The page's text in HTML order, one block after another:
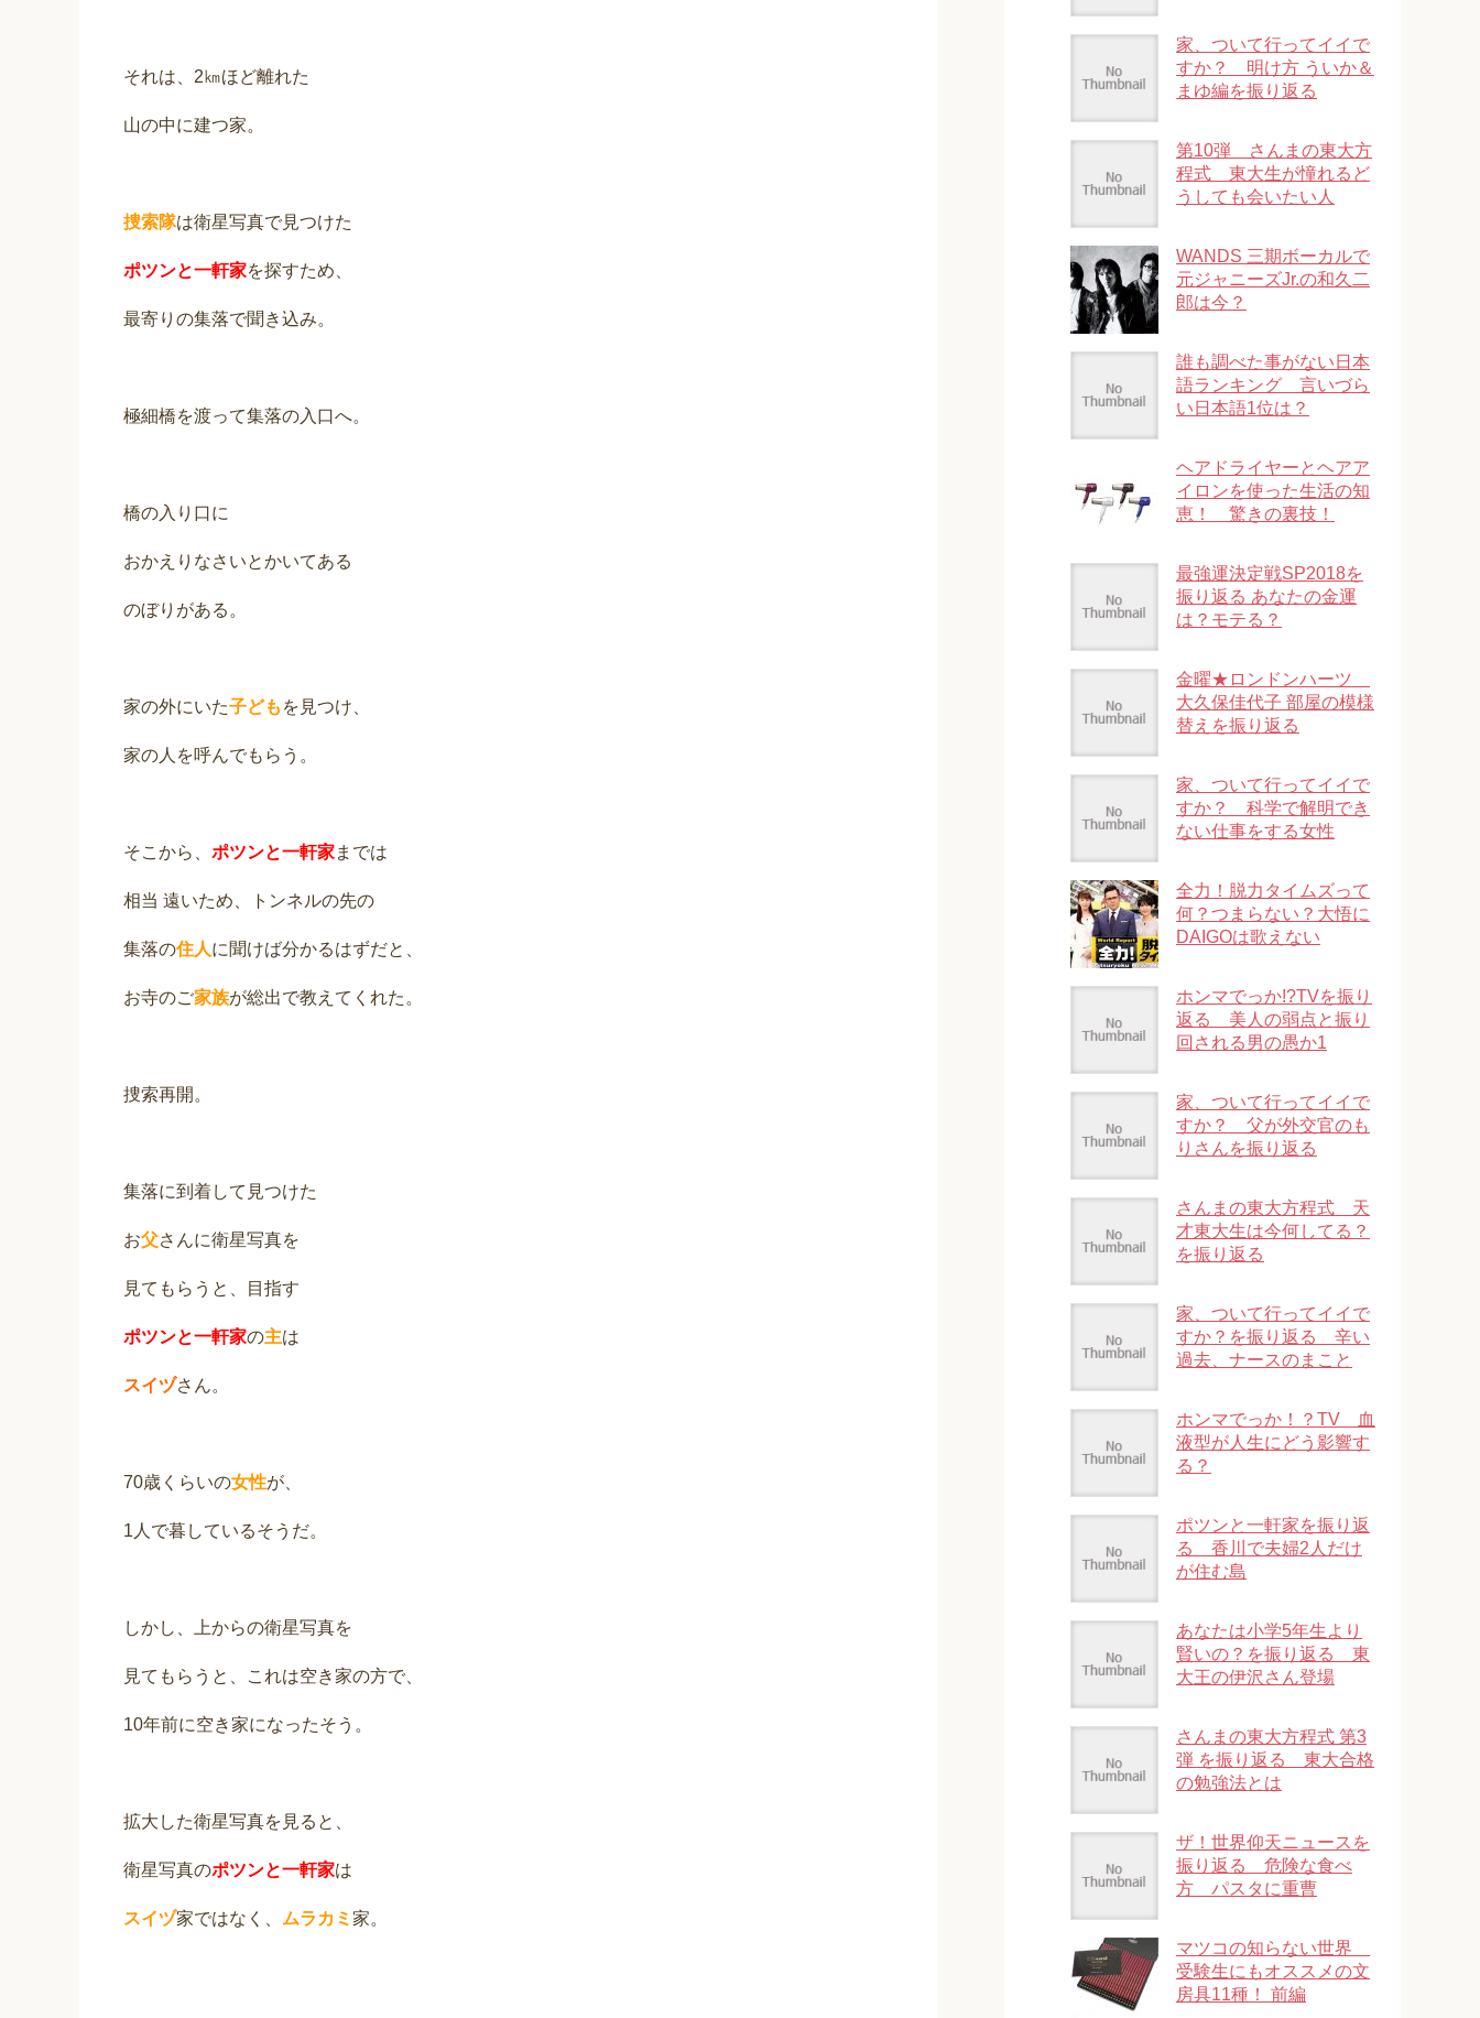
それは、2㎞ほど離れた
山の中に建つ家。
捜索隊は衛星写真で見つけた
ポツンと一軒家を探すため、
最寄りの集落で聞き込み。
極細橋を渡って集落の入口へ。
橋の入り口に
おかえりなさいとかいてある
のぼりがある。
家の外にいた子ども を見つけ、
家の人を呼んでもらう。
そこから、 ポツンと一軒家までは
相当 遠いため、トンネルの先の
集落の住人に聞けば分かるはずだと、
お寺のご家族が総出で教えてくれた。
捜索再開。
集落に到着して見つけた
お父さんに衛星写真を
見てもらうと、目指す
ポツンと一軒家の主は
スイヅさん。
70歳くらいの女性が、
1人で暮しているそうだ。
しかし、上からの衛星写真を
見てもらうと、これは空き家の方で、
10年前に空き家になったそう。
拡大した衛星写真を見ると、
衛星写真のポツンと一軒家は
スイヅ家ではなく、 ムラカミ 家。
家、ついて行ってイイで
すか？ 明け方 ういか＆
まゆ編を振り返る
第10弾 さんまの東大方
程式 東大生が憧れるど
うしても会いたい人
WANDS 三期ボーカルで
元ジャニーズJr.の和久二
郎は今？
誰も調べた事がない日本
語ランキング 言いづら
い日本語1位は？
ヘアドライヤーとヘアア
イロンを使った生活の知
恵！ 驚きの裏技！
最強運決定戦SP2018を
振り返る あなたの金運
は？モテる？
金曜★ロンドンハーツ
大久保佳代子 部屋の模様
替えを振り返る
家、ついて行ってイイで
すか？ 科学で解明でき
ない仕事をする女性
全力！脱力タイムズって
何？つまらない？大悟に
DAIGOは歌えない
ホンマでっか!?TVを振り
返る 美人の弱点と振り
回される男の愚か1
家、ついて行ってイイで
すか？ 父が外交官のも
りさんを振り返る
さんまの東大方程式 天
才東大生は今何してる？
を振り返る
家、ついて行ってイイで
すか？を振り返る 辛い
過去、ナースのまこと
ホンマでっか！？TV 血
液型が人生にどう影響す
る？
ポツンと一軒家を振り返
る 香川で夫婦2人だけ
が住む島
あなたは小学5年生より
賢いの？を振り返る 東
大王の伊沢さん登場
さんまの東大方程式 第3
弾 を振り返る 東大合格
の勉強法とは
ザ！世界仰天ニュースを
振り返る 危険な食べ
方 パスタに重曹
マツコの知らない世界
受験生にもオススメの文
房具11種！ 前編